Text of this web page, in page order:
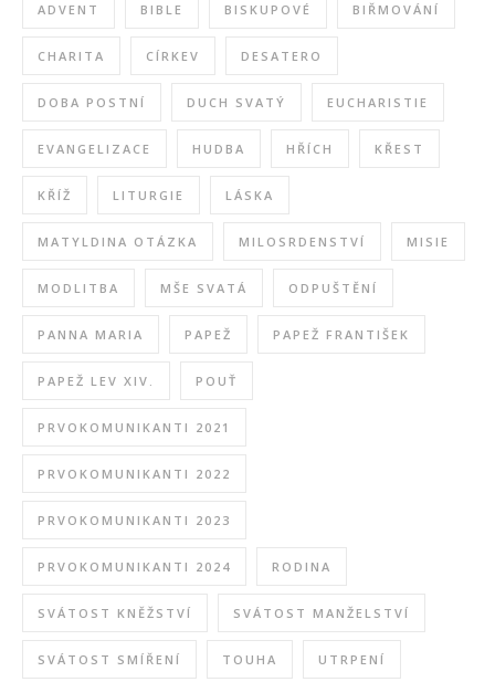
ADVENT BIBLE BISKUPOVÉ BIŘMOVÁNÍ
CHARITA CÍRKEV DESATERO
DOBA POSTNÍ DUCH SVATÝ EUCHARISTIE
EVANGELIZACE HUDBA HŘÍCH KŘEST
KŘÍŽ LITURGIE LÁSKA
MATYLDINA OTÁZKA MILOSRDENSTVÍ MISIE
MODLITBA MŠE SVATÁ ODPUŠTĚNÍ
PANNA MARIA PAPEŽ PAPEŽ FRANTIŠEK
PAPEŽ LEV XIV. POUŤ
PRVOKOMUNIKANTI 2021
PRVOKOMUNIKANTI 2022
PRVOKOMUNIKANTI 2023
PRVOKOMUNIKANTI 2024 RODINA
SVÁTOST KNĚŽSTVÍ SVÁTOST MANŽELSTVÍ
SVÁTOST SMÍŘENÍ TOUHA UTRPENÍ